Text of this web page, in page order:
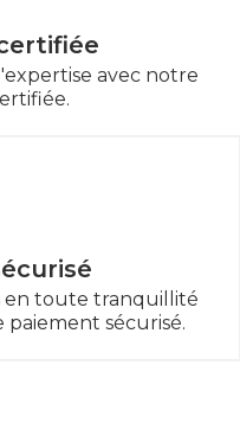
avec notre
en toute tranquillité
paiement sécurisé.